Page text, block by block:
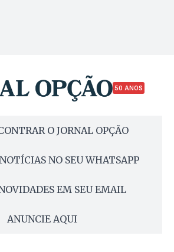
50 ANOS
O JORNAL OPÇÃO
NO SEU WHATSAPP
EM SEU EMAIL
ANUNCIE AQUI